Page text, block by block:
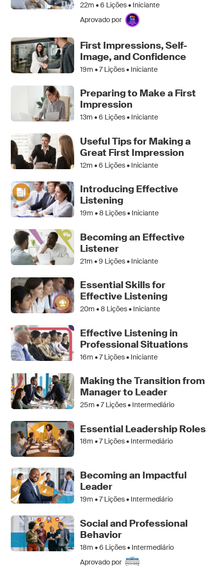
22m •6 Lições • Iniciante
Aprovado por
First Impressions, Self-
Image, and Confidence
19m •7Lições • Iniciante
Preparing to Make a First
Impression
13m •6 Lições • Iniciante
Useful Tips for Making a
Great First Impression
12m •6 Lições • Iniciante
Introducing Effective
Listening
19m •8 Lições • Iniciante
Becoming an Effective
Listener
21m •9 Lições • Iniciante
Essential Skills for
Effective Listening
20m •8 Lições • Iniciante
Effective Listening in
Professional Situations
16m •7Lições • Iniciante
Making the Transition from
Manager to Leader
25m •7Lições • Intermediário
Essential Leadership Roles
18m •7Lições • Intermediário
Becoming an Impactful
Leader
19m •7Lições • Intermediário
Social and Professional
Behavior
18m •6 Lições • Intermediário
Aprovado por